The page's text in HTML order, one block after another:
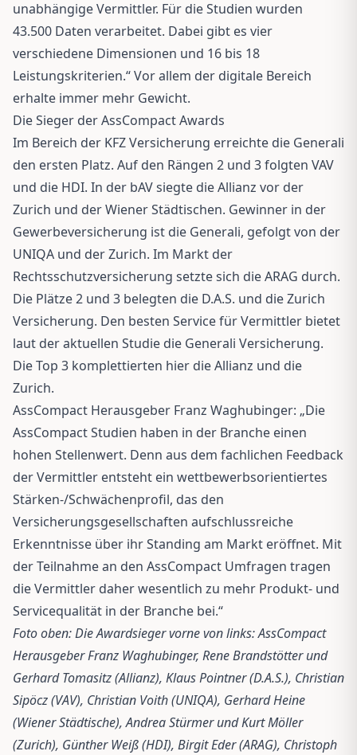
unabhängige Vermittler. Für die Studien wurden
43.500 Daten verarbeitet. Dabei gibt es vier
verschiedene Dimensionen und 16 bis 18
Leistungskriterien.“ Vor allem der digitale Bereich
erhalte immer mehr Gewicht.
Die Sieger der AssCompact Awards
Im Bereich der KFZ Versicherung erreichte die Generali
den ersten Platz. Auf den Rängen 2 und 3 folgten VAV
und die HDI. In der bAV siegte die Allianz vor der
Zurich und der Wiener Städtischen. Gewinner in der
Gewerbeversicherung ist die Generali, gefolgt von der
UNIQA und der Zurich. Im Markt der
Rechtsschutzversicherung setzte sich die ARAG durch.
Die Plätze 2 und 3 belegten die D.A.S. und die Zurich
Versicherung. Den besten Service für Vermittler bietet
laut der aktuellen Studie die Generali Versicherung.
Die Top 3 komplettierten hier die Allianz und die
Zurich.
AssCompact Herausgeber Franz Waghubinger: „Die
AssCompact Studien haben in der Branche einen
hohen Stellenwert. Denn aus dem fachlichen Feedback
der Vermittler entsteht ein wettbewerbsorientiertes
Stärken-/Schwächenprofil, das den
Versicherungsgesellschaften aufschlussreiche
Erkenntnisse über ihr Standing am Markt eröffnet. Mit
der Teilnahme an den AssCompact Umfragen tragen
die Vermittler daher wesentlich zu mehr Produkt- und
Servicequalität in der Branche bei.“
Foto oben: Die Awardsieger vorne von links: AssCompact
Herausgeber Franz Waghubinger, Rene Brandstötter und
Gerhard Tomasitz (Allianz), Klaus Pointner (D.A.S.), Christian
Sipöcz (VAV), Christian Voith (UNIQA), Gerhard Heine
(Wiener Städtische), Andrea Stürmer und Kurt Möller
(Zurich), Günther Weiß (HDI), Birgit Eder (ARAG), Christoph